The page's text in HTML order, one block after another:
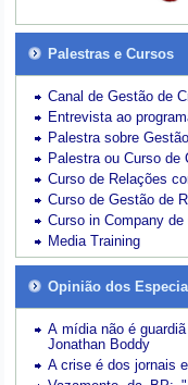
Palestras e Cursos
Canal de Gestão de
Entrevista ao
Palestra sobre
Palestra ou Curso de
Curso de Relações
Curso de Gestão de
Curso in Company
Media Training
Opinião dos
A mídia não é
Jonathan Boddy
A crise é dos jornais